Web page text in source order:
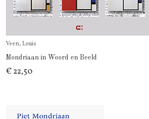
Veen, Louis
Mondriaan in Woord en Beeld
€ 22,50